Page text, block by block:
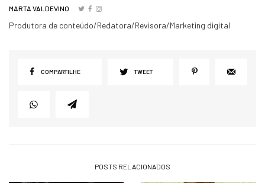
MARTA VALDEVINO
Produtora de conteúdo/Redatora/Revisora/Marketing digital
COMPARTILHE TWEET
POSTS RELACIONADOS